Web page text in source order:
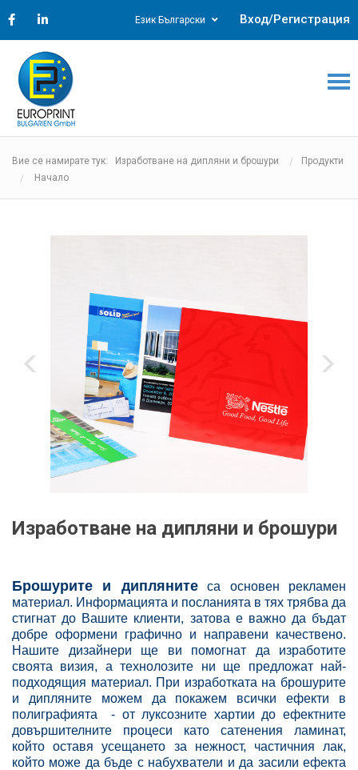
Език Български Вход/Регистрация
Вие се намирате тук: Изработване на дипляни и брошури
Продукти
Начало
‹ ›
Изработване на дипляни и брошури
Брошурите и диплянитеса основен рекламен
материал. Информацията и посланията в тях трябва да
стигнат до Вашите клиенти, затова е важно да бъдат
добре оформени графично и направени качествено.
Нашите дизайнери ще ви помогнат да изработите
своята визия, а технолозите ни ще предложат най-
подходящия материал. При изработката на брошурите
и дипляните можем да покажем всички ефекти в
полиграфията - от луксозните хартии до ефектните
довършителните процеси като сатенения ламинат,
който оставя усещането за нежност, частичния лак,
който може да бъде с набухватели и да засили ефекта